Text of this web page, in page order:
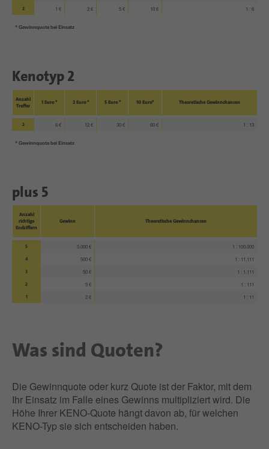
2
1 € 2 € 5 € 10 € 1 : 6
* Gewinnquote bei Einsatz
Kenotyp 2
Anzahl
Treffer
1 Euro * 2 Euro * 5 Euro * 10 Euro* Theoretische Gewinnchancen
2 6 € 12 € 30 € 60 € 1 : 13
* Gewinnquote bei Einsatz
plus 5
Anzahl
richtige
Endziffern
Gewinn Theoretische Gewinnchancen
5 5.000 €
1 : 100.000
4
500 €
1 : 11.111
3
50 €
1 : 1.111
2
5 €
1 : 111
1
2 € 1 : 11
Was sind Quoten?
Die Gewinnquote oder kurz Quote ist der Faktor, mit dem
Ihr Einsatz im Falle eines Gewinns multipliziert wird. Die
Höhe Ihrer KENO-Quote hängt davon ab, für welchen
KENO-Typ sie sich entscheiden haben.